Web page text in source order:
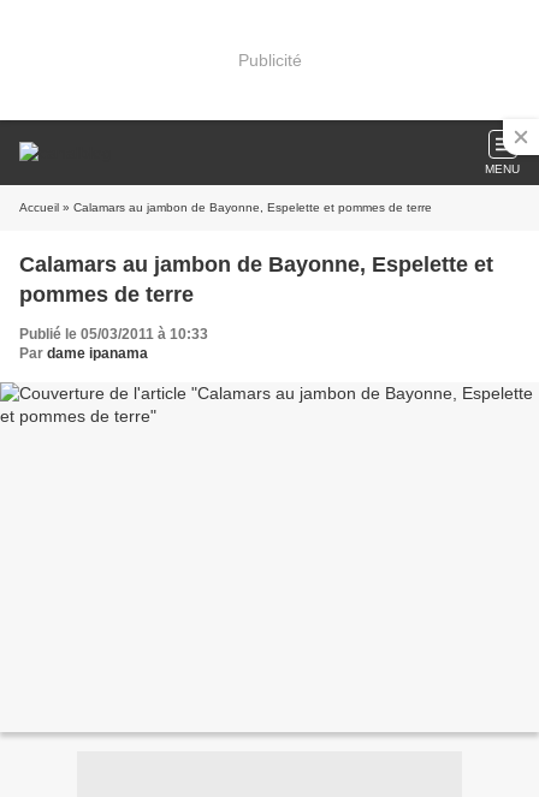
Publicité
MENU
Accueil » Calamars au jambon de Bayonne, Espelette et pommes de terre
Calamars au jambon de Bayonne, Espelette et
pommes de terre
Publié le 05/03/2011 à 10:33
Par dame ipanama